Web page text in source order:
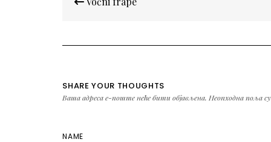
чланка
SHARE YOUR THOUGHTS
Ваша адреса е-поште неће бити објављена. Неопходна поља
NAME